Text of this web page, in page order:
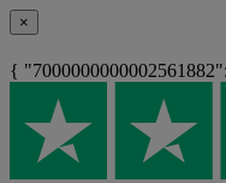
×
{